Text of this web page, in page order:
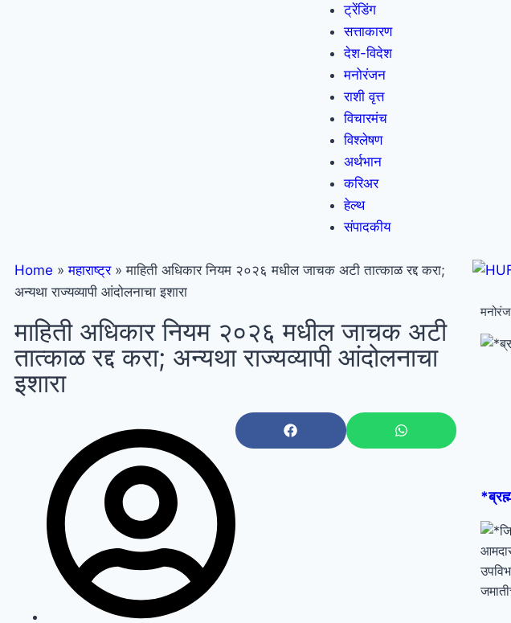
ट्रेंडिंग
सत्ताकारण
देश-विदेश
मनोरंजन
राशी वृत्त
विचारमंच
विश्लेषण
अर्थभान
करिअर
हेल्थ
संपादकीय
Home » महाराष्ट्र » माहिती अधिकार नियम २०२६ मधील जाचक अटी तात्काळ रद्द करा;
अन्यथा राज्यव्यापी आंदोलनाचा इशारा
माहिती अधिकार नियम २०२६ मधील जाचक अटी
तात्काळ रद्द करा; अन्यथा राज्यव्यापी आंदोलनाचा
इशारा